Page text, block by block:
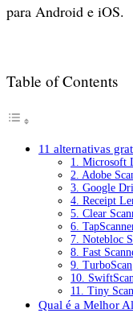
para Android e iOS.
Table of Contents
11 alternativas
1. Microsoft
2. Adobe
3. Google
4. Receipt
5. Clear
6.
7. Notebloc
8. Fast
9. TurboScan
10.
11. Tiny
Qual é a Melhor